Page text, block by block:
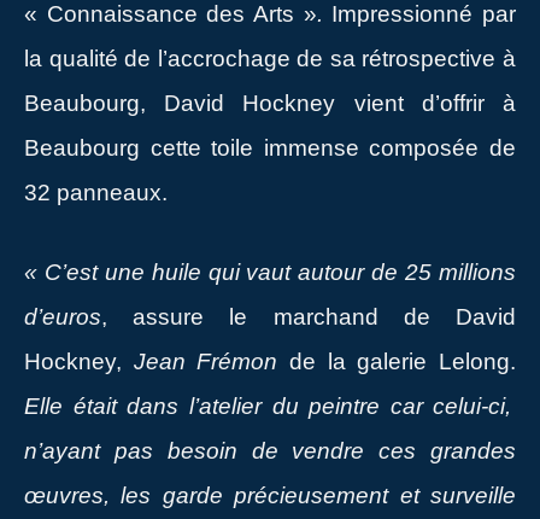
« Connaissance des Arts ». Impressionné par
la qualité de l’accrochage de sa rétrospective à
Beaubourg, David Hockney vient d’offrir à
Beaubourg cette toile immense composée de
32 panneaux.
« C’est une huile qui vaut autour de 25 millions
d’euros, assure le marchand de David
Hockney, Jean Frémon de la galerie Lelong.
Elle était dans l’atelier du peintre car celui-ci,
n’ayant pas besoin de vendre ces grandes
œuvres, les garde précieusement et surveille